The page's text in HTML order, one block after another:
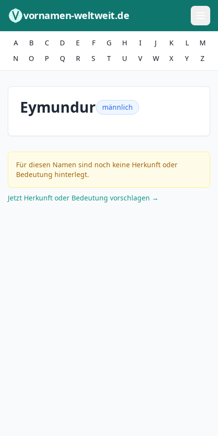
vornamen-weltweit.de
A B C D E F G H I J K L
M
N
O P Q R S T U V W X Y Z
Eymundur männlich
Für diesen Namen sind noch keine Herkunft oder
Bedeutung hinterlegt.
Jetzt Herkunft oder Bedeutung vorschlagen →